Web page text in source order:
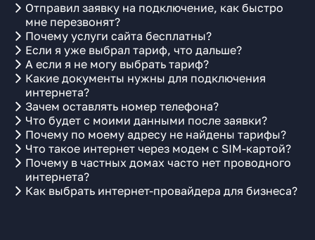
Отправил заявку на подключение, как быстро
мне перезвонят?
Почему услуги сайта бесплатны?
Если я уже выбрал тариф, что дальше?
А если я не могу выбрать тариф?
Какие документы нужны для подключения
интернета?
Зачем оставлять номер телефона?
Что будет с моими данными после заявки?
Почему по моему адресу не найдены тарифы?
Что такое интернет через модем с SIM-картой?
Почему в частных домах часто нет проводного
интернета?
Как выбрать интернет-провайдера для бизнеса?